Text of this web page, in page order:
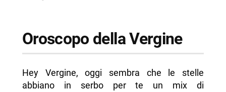
Oroscopo della Vergine
Hey Vergine, oggi sembra che le stelle
abbiano in serbo per te un mix di